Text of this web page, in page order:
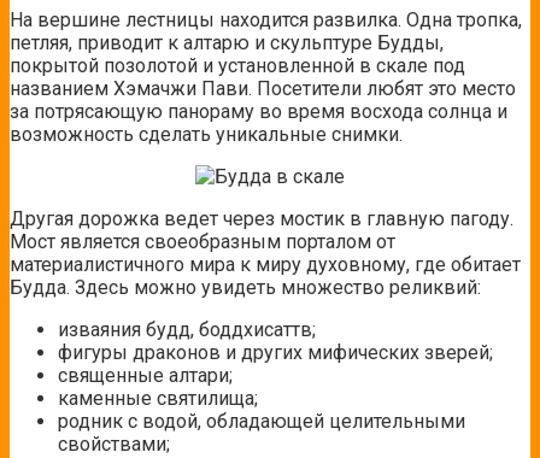
На вершине лестницы находится развилка. Одна тропка,
петляя, приводит к алтарю и скульптуре Будды,
покрытой позолотой и установленной в скале под
названием Хэмачжи Пави. Посетители любят это место
за потрясающую панораму во время восхода солнца и
возможность сделать уникальные снимки.
Другая дорожка ведет через мостик в главную пагоду.
Мост является своеобразным порталом от
материалистичного мира к миру духовному, где обитает
Будда. Здесь можно увидеть множество реликвий:
изваяния будд, боддхисаттв;
фигуры драконов и других мифических зверей;
священные алтари;
каменные святилища;
родник с водой, обладающей целительными
свойствами;